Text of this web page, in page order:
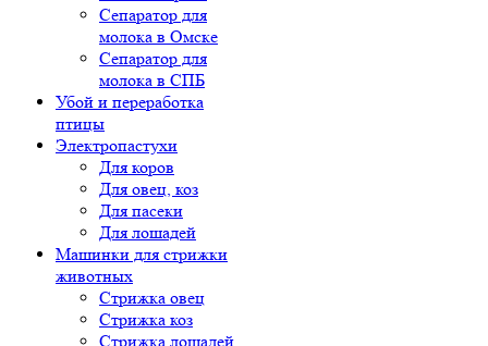
Сепаратор для
молока в Омске
Сепаратор для
молока в СПБ
Убой и переработка
птицы
Электропастухи
Для коров
Для овец, коз
Для пасеки
Для лошадей
Машинки для стрижки
животных
Стрижка овец
Стрижка коз
Стрижка лошадей